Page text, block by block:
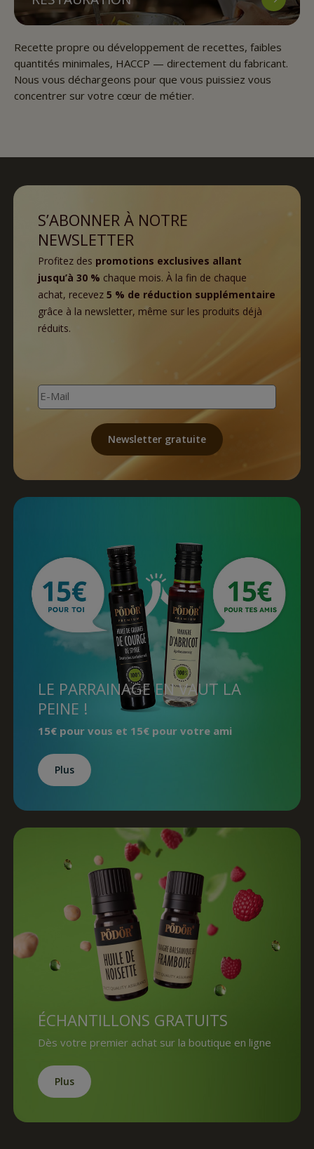
Recette propre ou développement de recettes, faibles
quantités minimales, HACCP — directement du fabricant.
Nous vous déchargeons pour que vous puissiez vous
concentrer sur votre cœur de métier.
S’ABONNER À NOTRE
NEWSLETTER
Profitez des promotions exclusives allant
jusqu’à 30 % chaque mois. À la fin de chaque
achat, recevez 5 % de réduction supplémentaire
grâce à la newsletter, même sur les produits déjà
réduits.
E-Mail
Newsletter gratuite
LE PARRAINAGE EN VAUT LA
PEINE !
15€ pour vous et 15€ pour votre ami
Plus
ÉCHANTILLONS GRATUITS
Dès votre premier achat sur la boutique en ligne
Plus